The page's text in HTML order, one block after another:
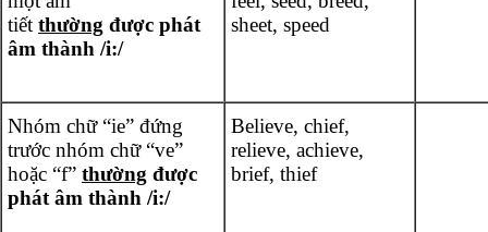
tiết thường được phát
âm thành /i:/
sheet, speed
Nhóm chữ “ie” đứng
trước nhóm chữ “ve”
hoặc “f” thường được
phát âm thành /i:/
Believe, chief,
relieve, achieve,
brief, thief